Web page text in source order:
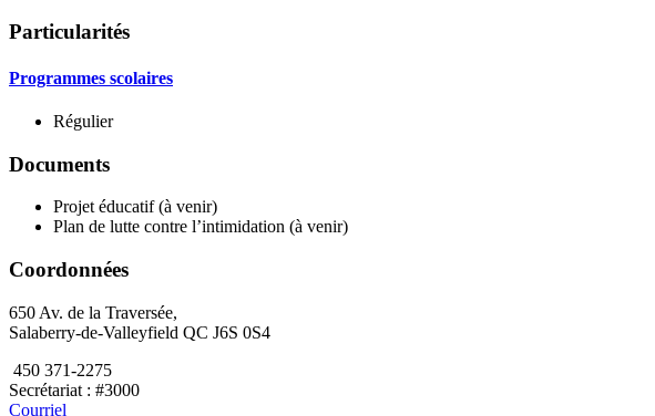
Particularités
Programmes scolaires
Régulier
Documents
Projet éducatif (à venir)
Plan de lutte contre l’intimidation (à venir)
Coordonnées
650 Av. de la Traversée,
Salaberry-de-Valleyfield QC J6S 0S4
450 371-2275
Secrétariat : #3000
Courriel